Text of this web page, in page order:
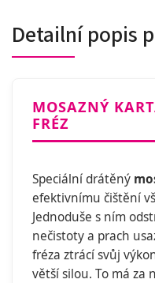
Detailní popis
MOSAZNÝ
FRÉZ
Speciální drátěný
efektivnímu čištění
Jednoduše s ním
nečistoty a prach
fréza ztrácí svůj
větší silou. To má za